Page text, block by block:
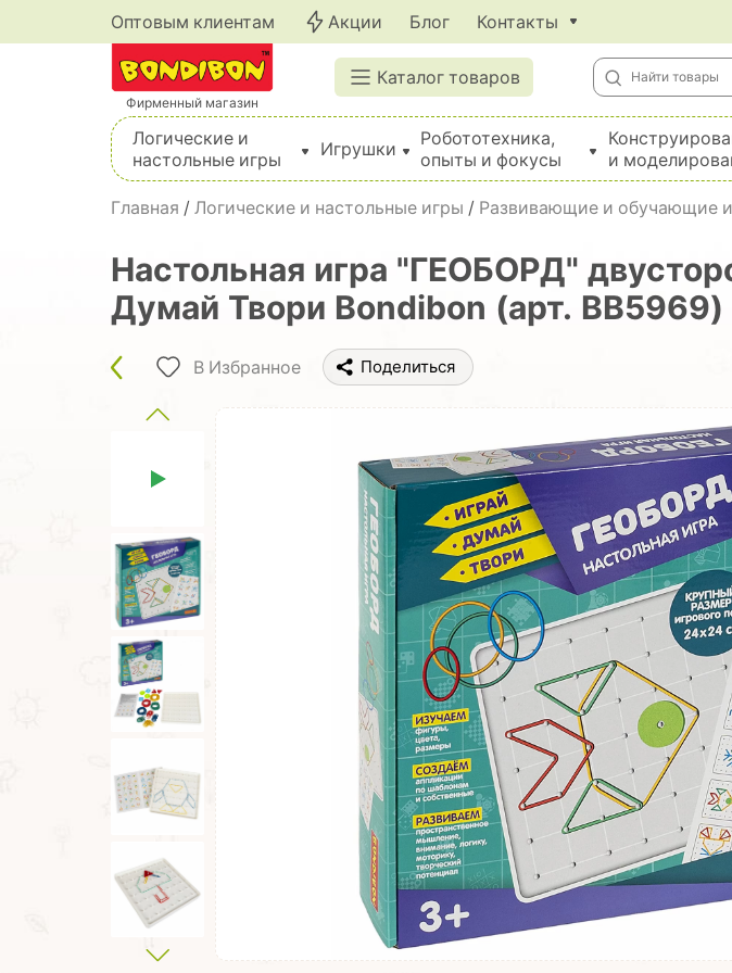
Оптовым клиентам Акции Блог Контакты
Фирменный магазин
Каталог товаров
Логические и
настольные игры
Игрушки
Робототехника,
опыты и фокусы
и
Главная / Логические и настольные игры / Развивающие и обучающие
Настольная игра "ГЕОБОРД"
Думай Твори Bondibon (арт. ВВ5969)
В Избранное Поделиться